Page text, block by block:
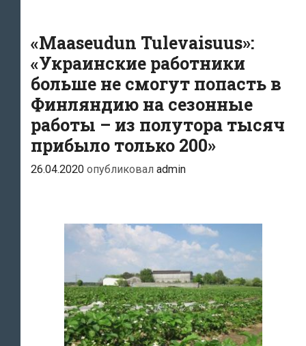
«Maaseudun Tulevaisuus»:
«Украинские работники
больше не смогут попасть в
Финляндию на сезонные
работы – из полутора тысяч
прибыло только 200»
26.04.2020 опубликовал admin